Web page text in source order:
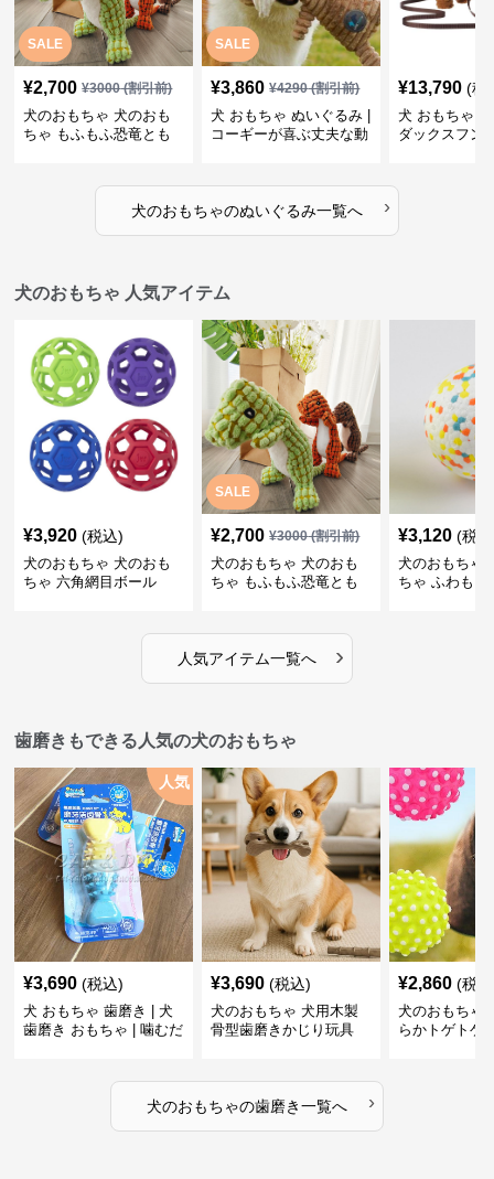
SALE
¥2,700 ¥3000(割引前)
犬のおもちゃ 犬のおも
ちゃ もふもふ恐竜とも
SALE
¥3,860 ¥4290(割引前)
犬 おもちゃ ぬいぐるみ |
コーギーが喜ぶ丈夫な動
¥13,790 (税
犬 おもちゃ
ダックスフン
犬のおもちゃのぬいぐるみ一覧へ ›
犬のおもちゃ 人気アイテム
¥3,920 (税込)
犬のおもちゃ 犬のおも
ちゃ 六角網目ボール
SALE
¥2,700 ¥3000(割引前)
犬のおもちゃ 犬のおも
ちゃ もふもふ恐竜とも
¥3,120 (税
犬のおもちゃ
ちゃ ふわもこ
人気アイテム一覧へ ›
歯磨きもできる人気の犬のおもちゃ
人気
¥3,690 (税込)
犬 おもちゃ 歯磨き | 犬
歯磨き おもちゃ | 噛むだ
¥3,690 (税込)
犬のおもちゃ 犬用木製
骨型歯磨きかじり玩具
¥2,860 (税
犬のおもちゃ
らかトゲトゲ
犬のおもちゃの歯磨き一覧へ ›